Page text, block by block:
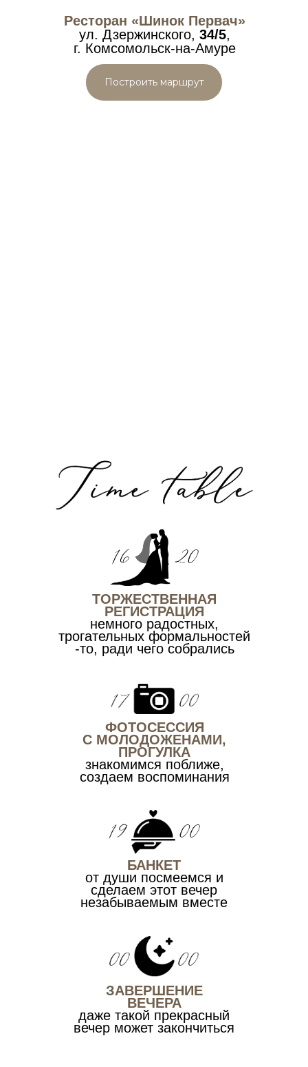
Построить маршрут
Ресторан «Шинок Первач»
ул. Дзержинского, 34/5,
г. Комсомольск-на-Амуре
ТОРЖЕСТВЕННАЯ
РЕГИСТРАЦИЯ
немного радостных,
трогательных формальностей
-то, ради чего собрались
ФОТОСЕССИЯ
С МОЛОДОЖЕНАМИ,
ПРОГУЛКА
знакомимся поближе,
создаем воспоминания
БАНКЕТ
от души посмеемся и
сделаем этот вечер
незабываемым вместе
ЗАВЕРШЕНИЕ
ВЕЧЕРА
даже такой прекрасный
вечер может закончиться